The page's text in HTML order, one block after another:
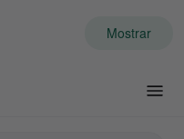
Mostrar